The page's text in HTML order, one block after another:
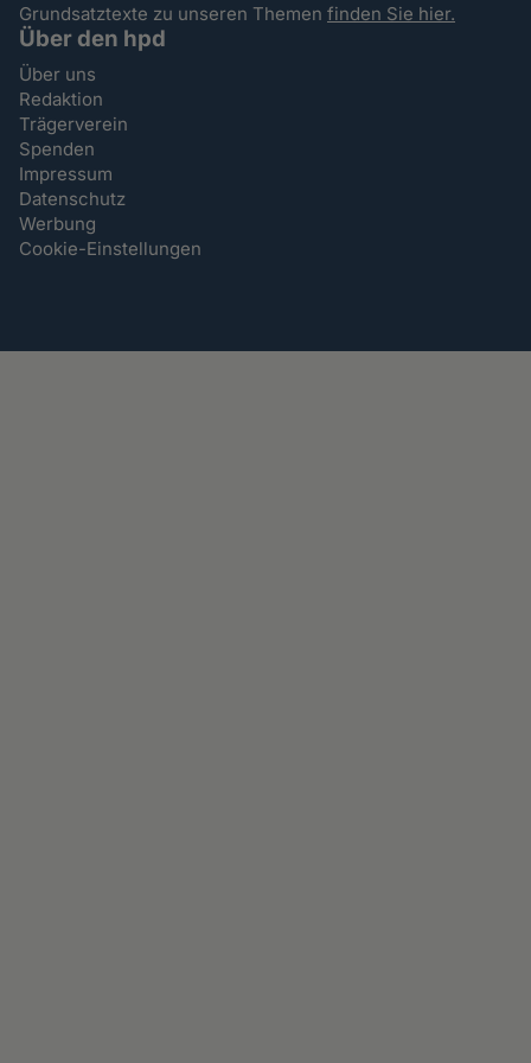
Grundsatztexte zu unseren Themenfinden Sie hier.
Über den hpd
Über uns
Redaktion
Trägerverein
Spenden
Impressum
Datenschutz
Werbung
Cookie-Einstellungen